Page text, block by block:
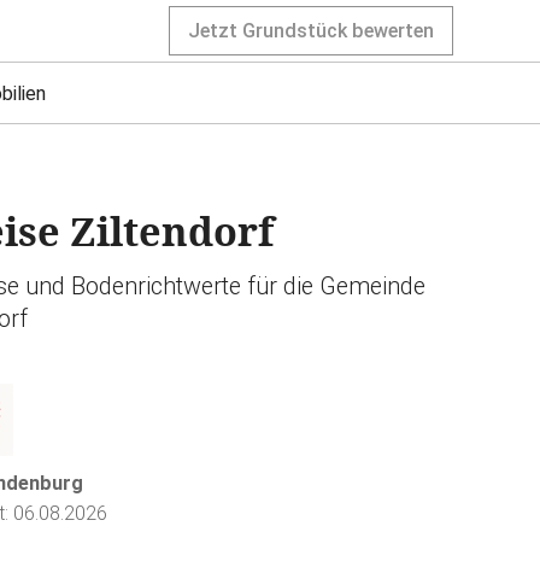
Jetzt Grundstück bewerten
Ziltendorf
und Bodenrichtwerte für die Gemeinde
06.08.2026